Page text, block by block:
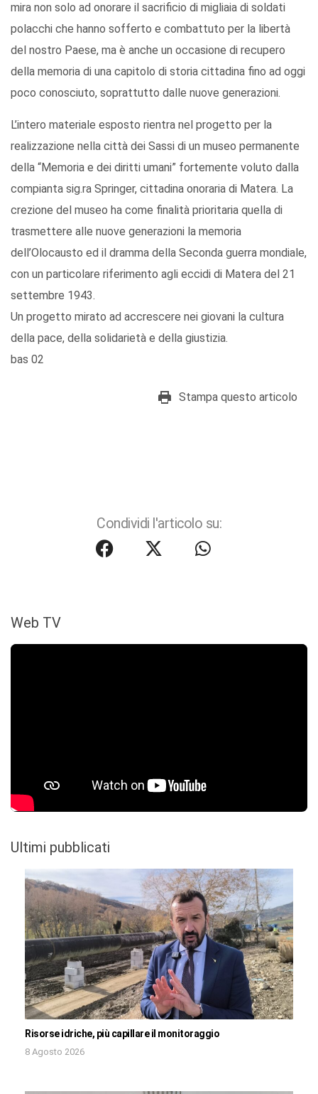
mira non solo ad onorare il sacrificio di migliaia di soldati
polacchi che hanno sofferto e combattuto per la libertà
del nostro Paese, ma è anche un occasione di recupero
della memoria di una capitolo di storia cittadina fino ad oggi
poco conosciuto, soprattutto dalle nuove generazioni.
L’intero materiale esposto rientra nel progetto per la
realizzazione nella città dei Sassi di un museo permanente
della “Memoria e dei diritti umani” fortemente voluto dalla
compianta sig.ra Springer, cittadina onoraria di Matera. La
crezione del museo ha come finalità prioritaria quella di
trasmettere alle nuove generazioni la memoria
dell’Olocausto ed il dramma della Seconda guerra mondiale,
con un particolare riferimento agli eccidi di Matera del 21
settembre 1943.
Un progetto mirato ad accrescere nei giovani la cultura
della pace, della solidarietà e della giustizia.
bas 02
Stampa questo articolo
Condividi l'articolo su:
Web TV
Ultimi pubblicati
Risorse idriche, più capillare il monitoraggio
8 Agosto 2026